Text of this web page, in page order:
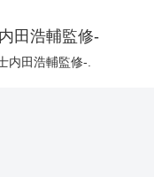
田浩輔監修-
内田浩輔監修-.